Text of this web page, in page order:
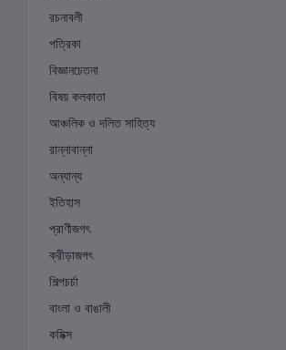
রচনাবলী
পত্রিকা
বিজ্ঞানচেতনা
বিষয় কলকাতা
আঞ্চলিক ও দলিত সাহিত্য
রান্নাবান্না
অন্যান্য
ইতিহাস
প্রাণীজগৎ
ক্রীড়াজগৎ
শিল্পচর্চা
বাংলা ও বাঙালী
কমিক্স